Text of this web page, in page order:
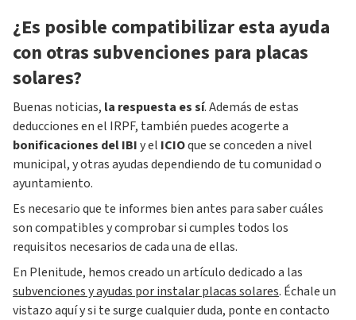
¿Es posible compatibilizar esta ayuda
con otras subvenciones para placas
solares?
Buenas noticias, la respuesta es sí. Además de estas
deducciones en el IRPF, también puedes acogerte a
bonificaciones delIBIy el ICIOque se conceden a nivel
municipal, y otras ayudas dependiendo de tu comunidad o
ayuntamiento.
Es necesario que te informes bien antes para saber cuáles
son compatibles y comprobar si cumples todos los
requisitos necesarios de cada una de ellas.
En Plenitude, hemos creado un artículo dedicado a las
subvenciones y ayudas por instalar placas solares. Échale un
vistazo aquí y si te surge cualquier duda, ponte en contacto